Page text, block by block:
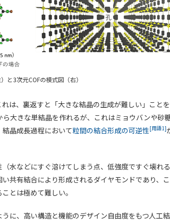
と3次元COFの模式図（右）
は、裏返すと「大きな結晶の生成が難しい」こと
大きな単結晶を作れるが、これはミョウバンや砂
晶成長過程において粒間の結合形成の可逆性[用語1]
水などにすぐ溶けてしまう点、低強度ですぐ壊れ
共有結合により形成されるダイヤモンドであり、
とは極めて難しい。
に、高い構造と機能のデザイン自由度をもつ人工